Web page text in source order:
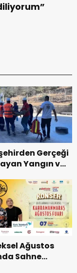
Gerçeği
Yangın ve
Ağustos
Sahne